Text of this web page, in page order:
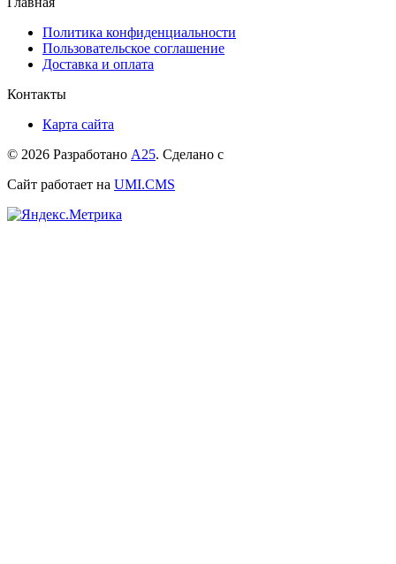
Политика конфиденциальности
Пользовательское соглашение
Доставка и оплата
Контакты
Карта сайта
© 2026 Разработано А25. Сделано с
Сайт работает на UMI.CMS